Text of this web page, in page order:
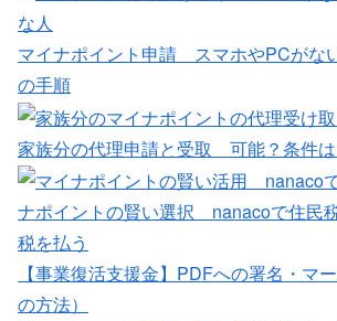
マイナポイント申請 スマホやPCがな
の手順
家族分の代理申請と受取 可能？条件は
ナポイントの賢い選択 nanacoで住民
税を払う
【事業復活支援金】PDFへの署名・マ
の方法）